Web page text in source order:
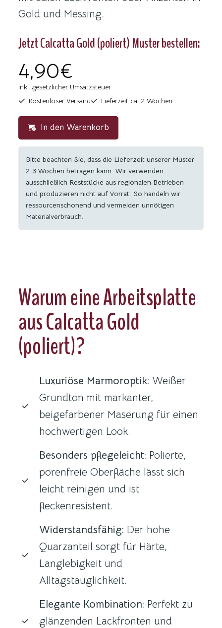
Gold und Messing.
Jetzt Calcatta Gold (poliert) Muster bestellen:
4,90€
inkl. gesetzlicher Umsatzsteuer
Kostenloser Versand
Lieferzeit ca. 2 Wochen
In den Warenkorb
Bitte beachten Sie, dass die Lieferzeit unserer Muster
2-3 Wochen betragen kann. Wir verwenden
ausschließlich Reststücke aus regionalen Betrieben
und produzieren nicht auf Vorrat. So handeln wir
ressourcenschonend und vermeiden unnötigen
Materialverbrauch.
Warum eine Arbeitsplatte
aus Calcatta Gold
(poliert)?
Luxuriöse Marmoroptik: Weißer
Grundton mit markanter,
beigefarbener Maserung für einen
hochwertigen Look.
Besonders pflegeleicht: Polierte,
porenfreie Oberfläche lässt sich
leicht reinigen und ist
fleckenresistent.
Widerstandsfähig: Der hohe
Quarzanteil sorgt für Härte,
Langlebigkeit und
Alltagstauglichkeit.
Elegante Kombination: Perfekt zu
glänzenden Lackfronten und